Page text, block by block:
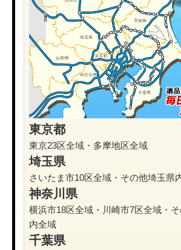
東京都
東京23区全域・多摩地区全域
埼玉県
さいたま市10区全域・その他埼玉県
神奈川県
横浜市18区全域・川崎市7区全域・
内全域
千葉県